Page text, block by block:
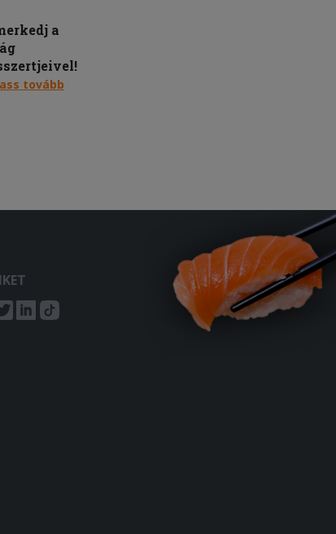
a
tovább